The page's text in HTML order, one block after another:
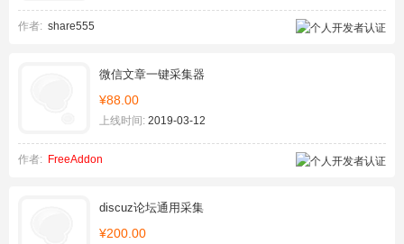
作者: share555
微信文章一键采集器
¥88.00
上线时间: 2019-03-12
作者: FreeAddon
discuz论坛通用采集
¥200.00